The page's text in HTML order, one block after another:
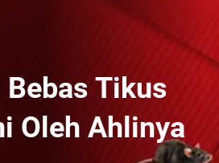
Bebas Tikus
Oleh Ahlinya